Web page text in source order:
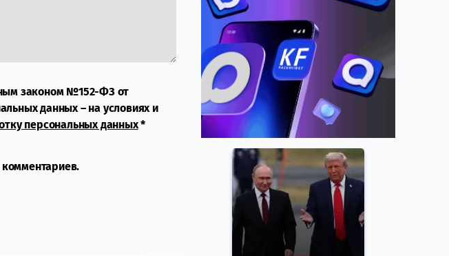
законом №152-ФЗ от
данных – на условиях и
персональных данных*